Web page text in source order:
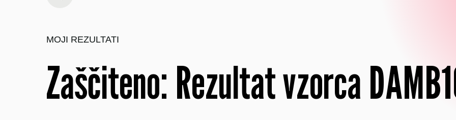
MOJI REZULTATI
Zaščiteno: Rezultat vzorca